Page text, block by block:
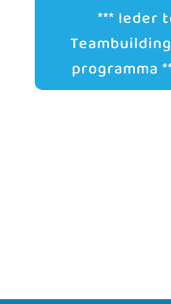
*** Ieder
programma